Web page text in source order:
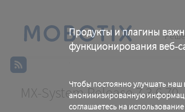
Продукты и плагины
функционирования веб-
Чтобы постоянно улучшать наш
анонимизированную
соглашаетесь на
content
Main
MX-System Release 7.3.6.70